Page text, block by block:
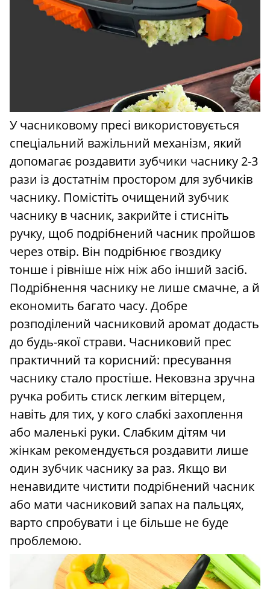
У часниковому пресі використовується
спеціальний важільний механізм, який
допомагає роздавити зубчики часнику 2-3
рази із достатнім простором для зубчиків
часнику. Помістіть очищений зубчик
часнику в часник, закрийте і стисніть
ручку, щоб подрібнений часник пройшов
через отвір. Він подрібнює гвоздику
тонше і рівніше ніж ніж або інший засіб.
Подрібнення часнику не лише смачне, а й
економить багато часу. Добре
розподілений часниковий аромат додасть
до будь-якої страви. Часниковий прес
практичний та корисний: пресування
часнику стало простіше. Нековзна зручна
ручка робить стиск легким вітерцем,
навіть для тих, у кого слабкі захоплення
або маленькі руки. Слабким дітям чи
жінкам рекомендується роздавити лише
один зубчик часнику за раз. Якщо ви
ненавидите чистити подрібнений часник
або мати часниковий запах на пальцях,
варто спробувати і це більше не буде
проблемою.